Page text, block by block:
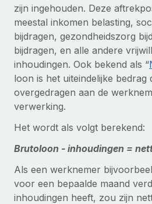
Zzp'ers internationaal
PEO
Ingewikkelde HR-taken
INFRASTRUCTUUR
Remote Embedded
HR naadloos in workflows
Ingebouwde essentiële HR-
Verbinden Nieuw
AI-tools koppelen aan Remote
GROEIFASE
Start-ups
Flexibele global HR en payroll
bedrijven
Mid-market
Global HR voor grote bedrijven
WERK MET ONS SAMEN
Betalingscalculator voor
Ontdek valuta-opties en
internationale zzp'ers
LEREN MET REMOTE
Onderzoek en gidsen
Checklists en templates
Bibliotheek met
Nederlands
Français
Deutsch
Español
Português (Portugal)
日本語
Inloggen
zijn ingehouden. Deze
meestal inkomen belasting,
bijdragen, gezondheidszorg
bijdragen, en alle andere
inhoudingen. Ook bekend als “
loon is het uiteindelijke bedrag
overgedragen aan de
verwerking.
Het wordt als volgt berekend:
Brutoloon - inhoudingen =
Als een werknemer
voor een bepaalde maand
inhoudingen heeft, zou zijn